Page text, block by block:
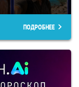
ПОДРОБНЕЕ